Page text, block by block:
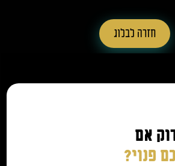
חזרה לבלוג
אם
פנוי?